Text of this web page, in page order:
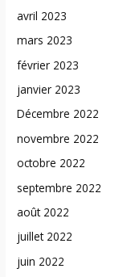
avril 2023
mars 2023
février 2023
janvier 2023
Décembre 2022
novembre 2022
octobre 2022
septembre 2022
août 2022
juillet 2022
juin 2022